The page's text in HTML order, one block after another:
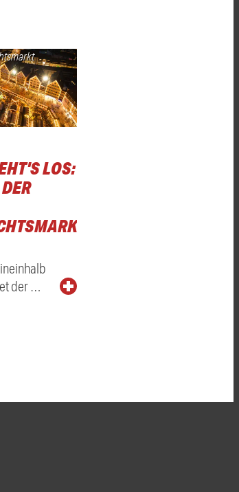
LOS:
der …